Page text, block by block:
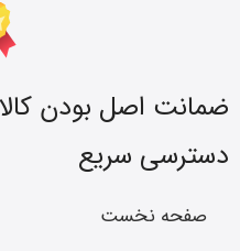
ضمانت اصل بودن کالا
دسترسی سریع
صفحه نخست